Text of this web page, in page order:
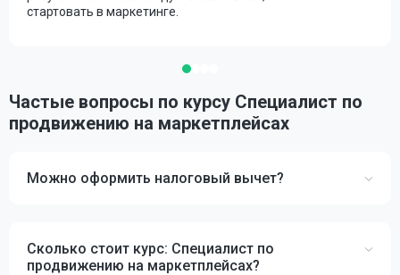
стартовать в маркетинге.
Частые вопросы по курсу Специалист по
продвижению на маркетплейсах
Можно оформить налоговый вычет?
Сколько стоит курс: Специалист по
продвижению на маркетплейсах?